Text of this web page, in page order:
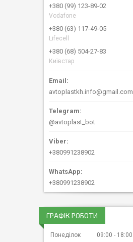
+380 (99) 123-89-02
Vodafone
+380 (63) 117-49-05
Lifecell
+380 (68) 504-27-83
Київстар
avtoplastkh.info@gmail.com
@avtoplast_bot
+380991238902
+380991238902
ГРАФІК РОБОТИ
Понеділок 09:00
18:00